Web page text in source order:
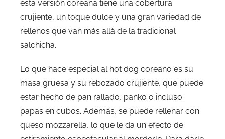
esta versión coreana tiene una cobertura
crujiente, un toque dulce y una gran variedad de
rellenos que van más allá de la tradicional
salchicha.
Lo que hace especial al hot dog coreano es su
masa gruesa y su rebozado crujiente, que puede
estar hecho de pan rallado, panko o incluso
papas en cubos. Además, se puede rellenar con
queso mozzarella, lo que le da un efecto de